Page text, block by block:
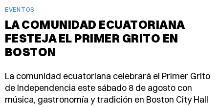
EVENTOS
LA COMUNIDAD ECUATORIANA
FESTEJA EL PRIMER GRITO EN
BOSTON
La comunidad ecuatoriana celebrará el Primer Grito
de Independencia este sábado 8 de agosto con
música, gastronomía y tradición en Boston City Hall